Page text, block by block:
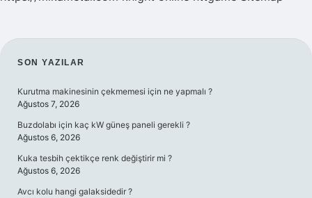
SIDEBAR
SON YAZILAR
Kurutma makinesinin çekmemesi için ne yapmalı ?
Ağustos 7, 2026
Buzdolabı için kaç kW güneş paneli gerekli ?
Ağustos 6, 2026
Kuka tesbih çektikçe renk değiştirir mi ?
Ağustos 6, 2026
Avcı kolu hangi galaksidedir ?